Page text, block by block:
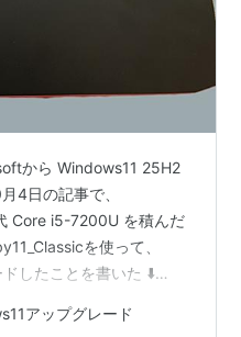
から Windows11 25H2
4日の記事で、
Core i5-7200U を積んだ
を使って、
したことを書いた ⬇️
通ノートPC も、
アップグレード